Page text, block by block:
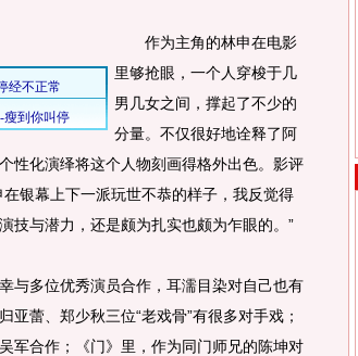
作为主角的林申在电影
里够抢眼，一个人穿梭于几
男几女之间，撑起了不少的
分量。不仅很好地诠释了阿
性化演绎将这个人物刻画得格外出色。影评
银幕上下一派玩世不恭的样子，我反觉得
技与潜力，还是颇为扎实也颇为乍眼的。”
多位优秀演员合作，耳濡目染对自己也有
蕾、郑少秋三位“老戏骨”有很多对手戏；
军合作；《门》里，作为同门师兄的陈坤对